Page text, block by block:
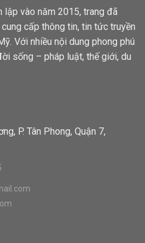
lập vào năm 2015, trang đã
cấp thông tin, tin tức truyền
Với nhiều nội dung phong phú
sống – pháp luật, thế giới, du
P. Tân Phong, Quận 7,